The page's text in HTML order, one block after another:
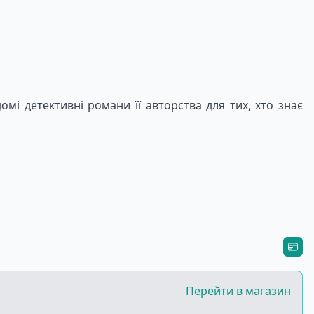
детективні романи її авторства для тих, хто знає
fall off an Underground platform and die on the rails.
running away? Anne has only one clue, but she is
Перейти в магазин